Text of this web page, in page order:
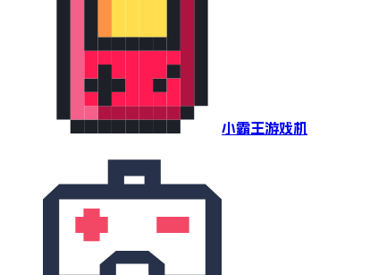
小霸王游戏机